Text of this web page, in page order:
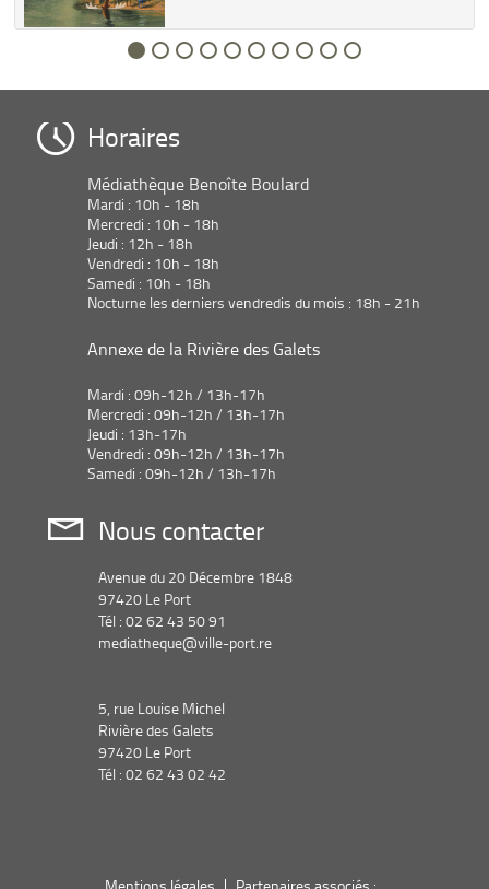
Horaires
Médiathèque Benoîte Boulard
Mardi : 10h - 18h
Mercredi : 10h - 18h
Jeudi : 12h - 18h
Vendredi : 10h - 18h
Samedi : 10h - 18h
Nocturne les derniers vendredis du mois : 18h - 21h
Annexe de la Rivière des Galets
Mardi : 09h-12h / 13h-17h
Mercredi : 09h-12h / 13h-17h
Jeudi : 13h-17h
Vendredi : 09h-12h / 13h-17h
Samedi : 09h-12h / 13h-17h
Nous contacter
Avenue du 20 Décembre 1848
97420 Le Port
Tél : 02 62 43 50 91
mediatheque@ville-port.re
5, rue Louise Michel
Rivière des Galets
97420 Le Port
Tél : 02 62 43 02 42